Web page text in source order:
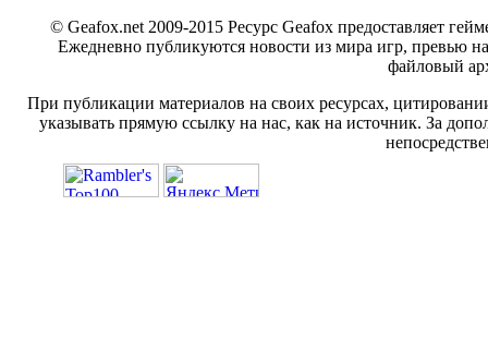
© Geafox.net 2009-2015 Ресурс Geafox предоставляет
Ежедневно публикуются новости из мира игр, превью
файловый
При публикации материалов на своих ресурсах,
указывать прямую ссылку на нас, как на источник. За